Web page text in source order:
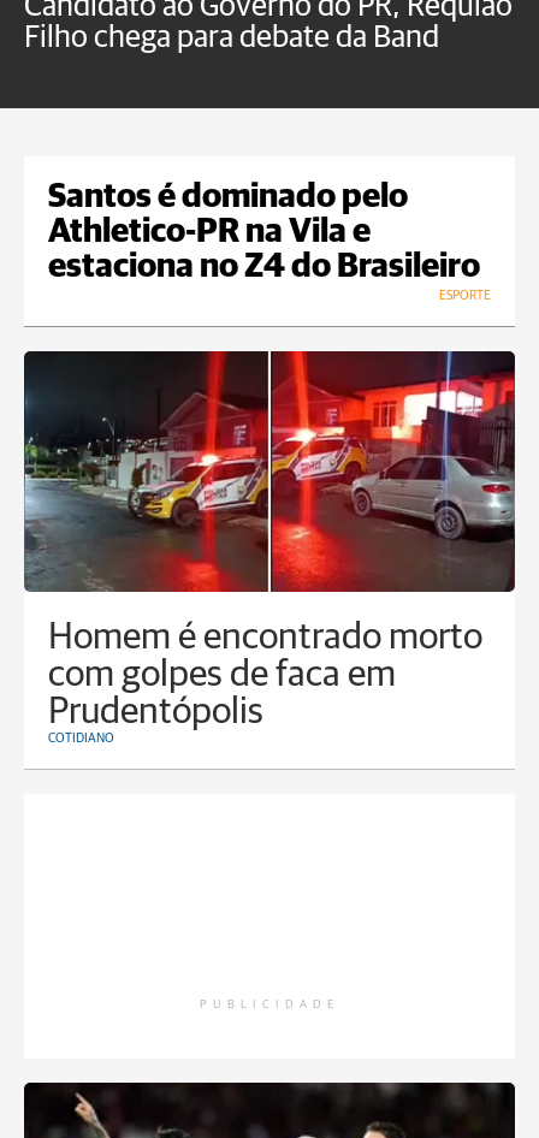
Candidato ao Governo do PR, Requião
Filho chega para debate da Band
Santos é dominado pelo
Athletico-PR na Vila e
estaciona no Z4 do Brasileiro
ESPORTE
Homem é encontrado morto
com golpes de faca em
Prudentópolis
COTIDIANO
PUBLICIDADE